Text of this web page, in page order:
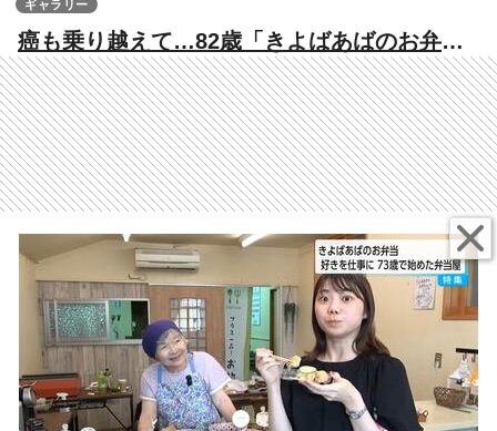
癌も乗り越えて…82歳「きよばあばのお弁
当」 好きを仕事に73歳で始めた弁当屋「好
きなことをやっていれば長生きできる」
【2025人気記事】
ギャラリー